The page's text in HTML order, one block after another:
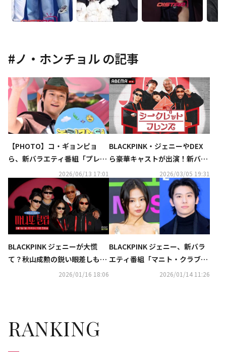
#ノ・ホンチョル の記事
【PHOTO】コ・ギョンピョ
ら、新バラエティ番組「プレイ
コースター」現場公開イベント
に登場
2026/06/13 17:01
BLACKPINK・ジェニーやDEX
ら豪華キャストが出演！新バラ
エティ番組『シークレットフレ
ンズ』 2026年3月16日（月）夜
9時より「ABEMA」にて日本
初・無料放送決定
2026/03/05 19:31
BLACKPINK ジェニーが大慌
て？秋山成勲の鋭い眼差しも！
新バラエティ「マニト・クラ
2026/01/16 18:06
BLACKPINK ジェニー、新バラ
エティ番組「マニト・クラブ」
に出演決定！DEX＆秋山成勲ら
2026/01/14 11:26
RANKING